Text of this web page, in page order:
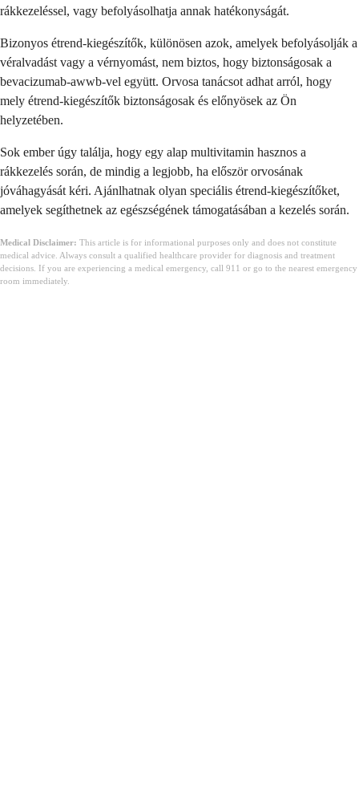
rákkezeléssel, vagy befolyásolhatja annak hatékonyságát.
Bizonyos étrend-kiegészítők, különösen azok, amelyek befolyásolják a
véralvadást vagy a vérnyomást, nem biztos, hogy biztonságosak a
bevacizumab-awwb-vel együtt. Orvosa tanácsot adhat arról, hogy
mely étrend-kiegészítők biztonságosak és előnyösek az Ön
helyzetében.
Sok ember úgy találja, hogy egy alap multivitamin hasznos a
rákkezelés során, de mindig a legjobb, ha először orvosának
jóváhagyását kéri. Ajánlhatnak olyan speciális étrend-kiegészítőket,
amelyek segíthetnek az egészségének támogatásában a kezelés során.
Medical Disclaimer: This article is for informational purposes only and does not constitute
medical advice. Always consult a qualified healthcare provider for diagnosis and treatment
decisions. If you are experiencing a medical emergency, call 911 or go to the nearest emergency
room immediately.